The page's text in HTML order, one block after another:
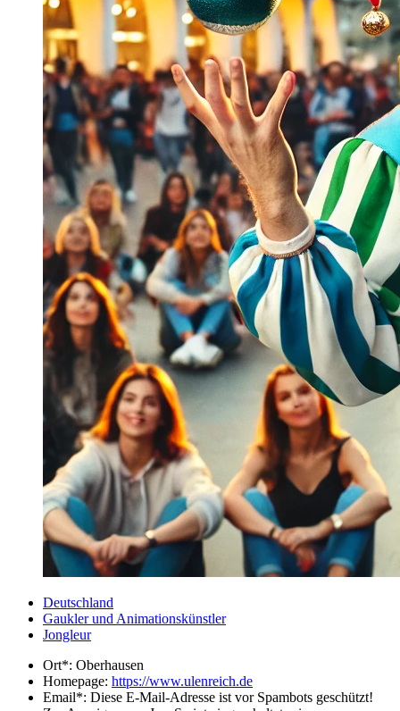
Deutschland
Gaukler und Animationskünstler
Jongleur
Ort*: Oberhausen
Homepage: https://www.ulenreich.de
Email*: Diese E-Mail-Adresse ist vor Spambots geschützt!